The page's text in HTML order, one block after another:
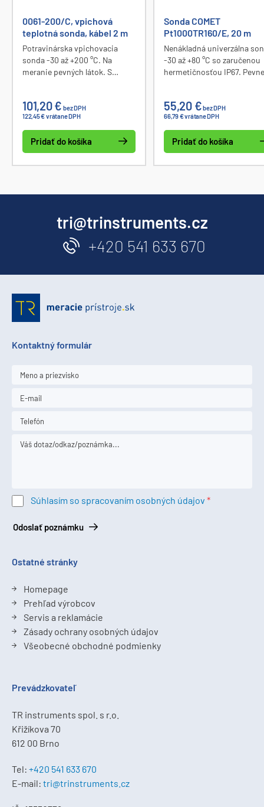
0061-200/C, vpichová
teplotná sonda, kábel 2 m
Potravinárska vpichovacia
sonda -30 až +200 °C. Na
meranie pevných látok. S
101,20 € bez DPH
122,45 € vrátane DPH
Pridať do košíka
Sonda COMET
Pt1000TR160/E, 20 m
Nenákladná univerzálna
-30 až +80 °C so zaručenou
hermetičnosťou IP67. Pevne
m. Dĺžka polyamidového
puzdra 20mm, priemer
6mm, priemer kábla 3,5mm.
55,20 €bez DPH
66,79 € vrátane DPH
Pridať do košíka
tri@trinstruments.cz
+420 541 633 670
Kontaktný formulár
Súhlasím so spracovaním osobných údajov
Odoslať poznámku
Ostatné stránky
Homepage
Prehľad výrobcov
Servis a reklamácie
Zásady ochrany osobných údajov
Všeobecné obchodné podmienky
Prevádzkovateľ
TR instruments spol. s r.o.
Křižíkova 70
612 00 Brno
Tel: +420 541 633 670
E-mail: tri@trinstruments.cz